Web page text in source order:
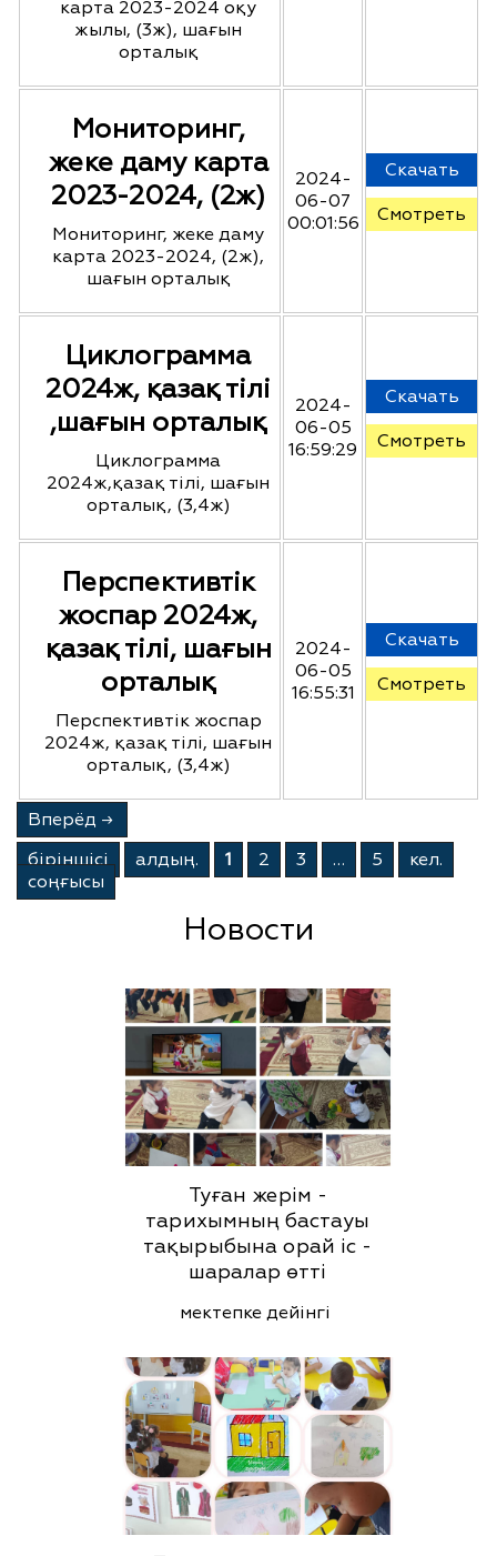
карта 2023-2024 оқу
жылы, (3ж), шағын
орталық
Мониторинг,
жеке даму карта
2023-2024, (2ж)
Мониторинг, жеке даму
карта 2023-2024, (2ж),
шағын орталық
2024-
06-07
00:01:56
Скачать
Смотреть
Циклограмма
2024ж, қазақ тілі
,шағын орталық
Циклограмма
2024ж,қазақ тілі, шағын
орталық, (3,4ж)
2024-
06-05
16:59:29
Скачать
Смотреть
Перспективтік
жоспар 2024ж,
қазақ тілі, шағын
орталық
Перспективтік жоспар
2024ж, қазақ тілі, шағын
орталық, (3,4ж)
2024-
06-05
16:55:31
Скачать
Смотреть
Вперёд →
бiрiншiсi
алдың. 1 2 3 … 5
кел.
соңғысы
Новости
Туған жерім -
тарихымның бастауы
тақырыбына орай іс -
шаралар өтті
мектепке дейінгі